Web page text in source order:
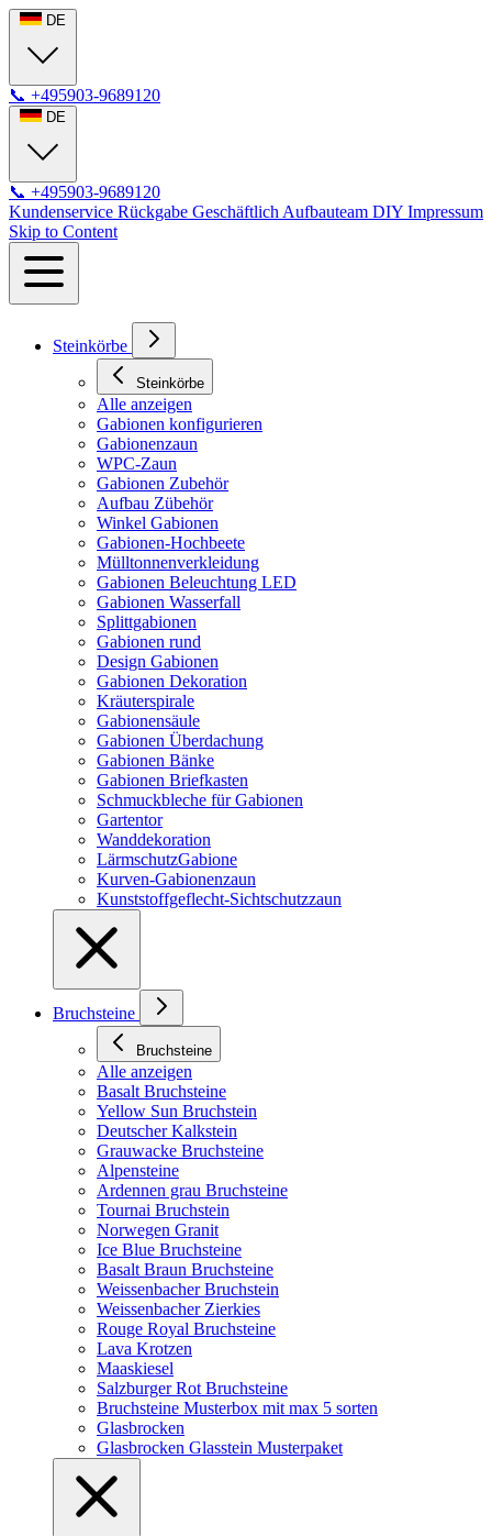
DE
📞 +495903-9689120
DE
📞 +495903-9689120
Kundenservice Rückgabe Geschäftlich Aufbauteam DIY Impressum
Skip to Content
Steinkörbe
Steinkörbe
Alle anzeigen
Gabionen konfigurieren
Gabionenzaun
WPC-Zaun
Gabionen Zubehör
Aufbau Zübehör
Winkel Gabionen
Gabionen-Hochbeete
Mülltonnenverkleidung
Gabionen Beleuchtung LED
Gabionen Wasserfall
Splittgabionen
Gabionen rund
Design Gabionen
Gabionen Dekoration
Kräuterspirale
Gabionensäule
Gabionen Überdachung
Gabionen Bänke
Gabionen Briefkasten
Schmuckbleche für Gabionen
Gartentor
Wanddekoration
LärmschutzGabione
Kurven-Gabionenzaun
Kunststoffgeflecht-Sichtschutzzaun
Bruchsteine
Bruchsteine
Alle anzeigen
Basalt Bruchsteine
Yellow Sun Bruchstein
Deutscher Kalkstein
Grauwacke Bruchsteine
Alpensteine
Ardennen grau Bruchsteine
Tournai Bruchstein
Norwegen Granit
Ice Blue Bruchsteine
Basalt Braun Bruchsteine
Weissenbacher Bruchstein
Weissenbacher Zierkies
Rouge Royal Bruchsteine
Lava Krotzen
Maaskiesel
Salzburger Rot Bruchsteine
Bruchsteine Musterbox mit max 5 sorten
Glasbrocken
Glasbrocken Glasstein Musterpaket